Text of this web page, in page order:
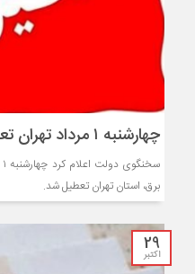
چهارشنبه ۱ مرداد تهران تعطیل شد
برق، استان تهران تعطیل شد.
29
اکتبر